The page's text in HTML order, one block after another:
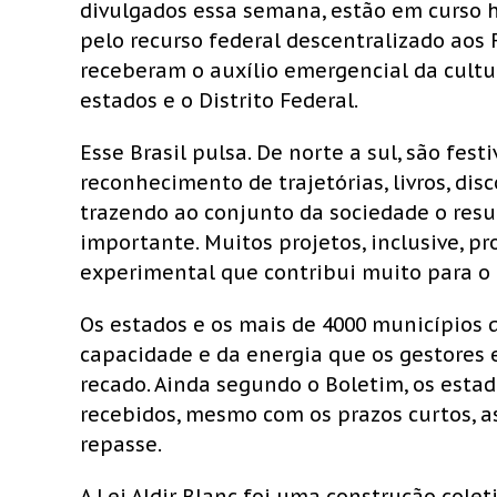
divulgados essa semana, estão em
pelo recurso federal descentralizado aos
receberam o auxílio emergencial da
estados e o Distrito Federal.
Esse Brasil pulsa. De norte a sul, são
reconhecimento de trajetórias, livros,
trazendo ao conjunto da sociedade o
importante. Muitos projetos, inclusive,
experimental que contribui muito para o
Os estados e os mais de 4000
capacidade e da energia que os
recado. Ainda segundo o Boletim, os
recebidos, mesmo com os prazos curtos,
repasse.